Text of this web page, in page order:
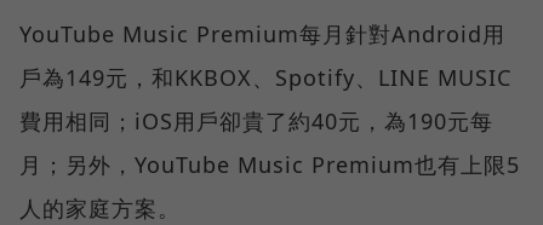
YouTube Music Premium每月針對Android用
戶為149元，和KKBOX、Spotify、LINE MUSIC
費用相同；iOS用戶卻貴了約40元，為190元每
月；另外，YouTube Music Premium也有上限5
人的家庭方案。